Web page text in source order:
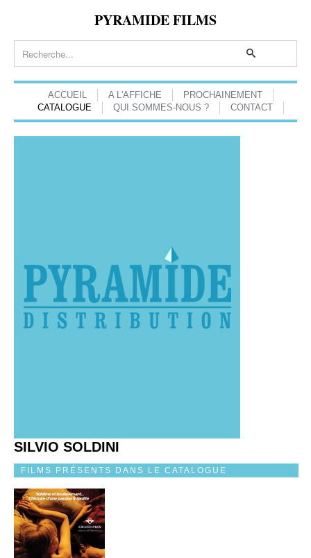
PYRAMIDE FILMS
ACCUEIL A L'AFFICHE
PROCHAINEMENT
CATALOGUE
QUI SOMMES-NOUS ? CONTACT
SILVIO SOLDINI
FILMS PRÉSENTS DANS LE CATALOGUE